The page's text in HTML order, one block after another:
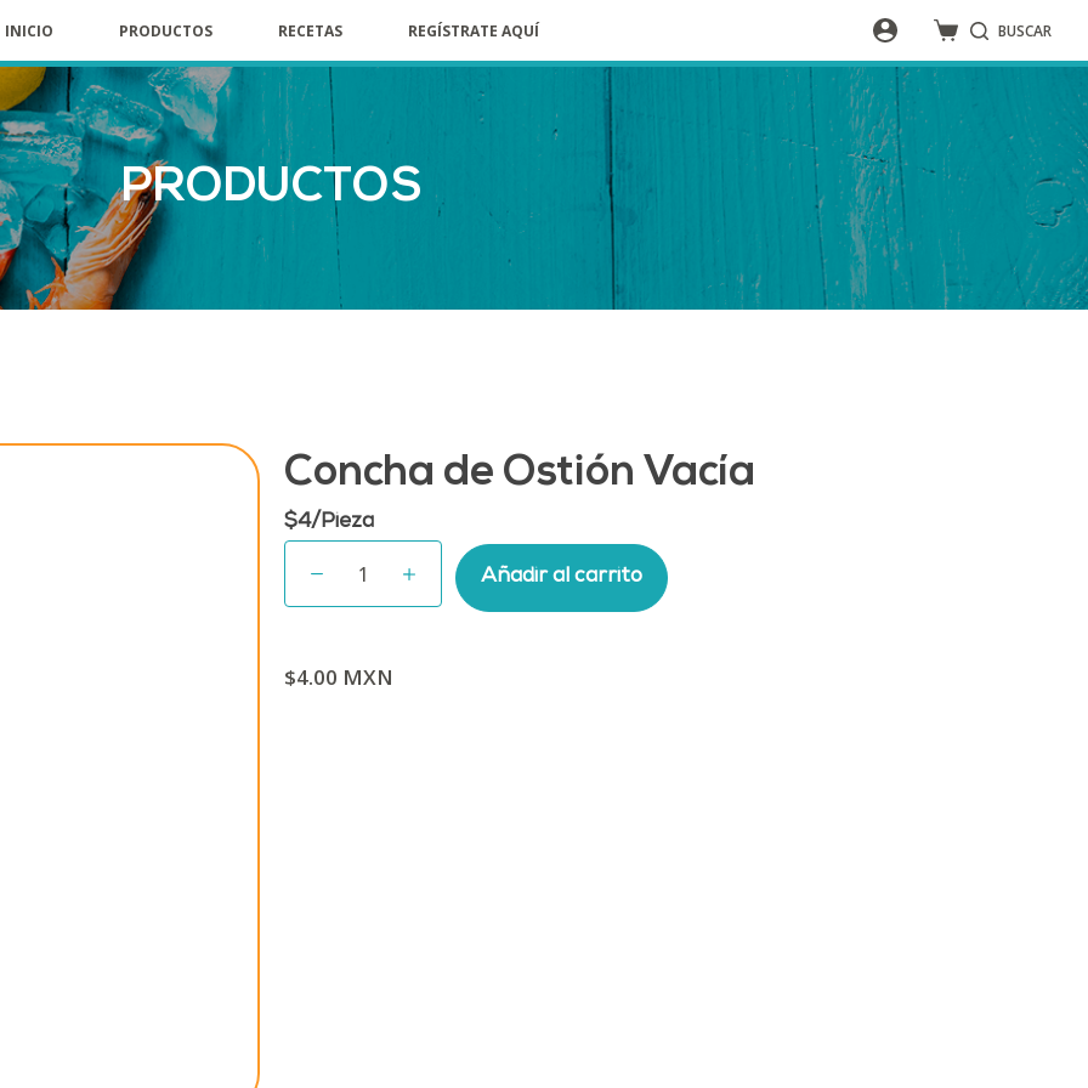
INICIO PRODUCTOS RECETAS REGÍSTRATE AQUÍ BUSCAR
PRODUCTOS
Concha de Ostión Vacía
$4/Pieza
Añadir al carrito
$4.00